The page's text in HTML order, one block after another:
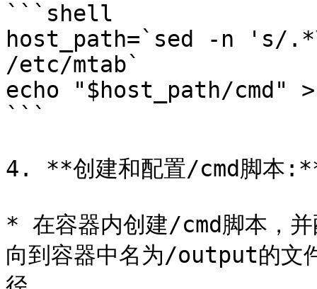
```shell
host_path=`sed -n
/etc/mtab`
echo "$host_path/cmd"
```
4. **创建和配置/cmd脚本
* 在容器内创建/cmd脚本，
向到容器中名为/output的文